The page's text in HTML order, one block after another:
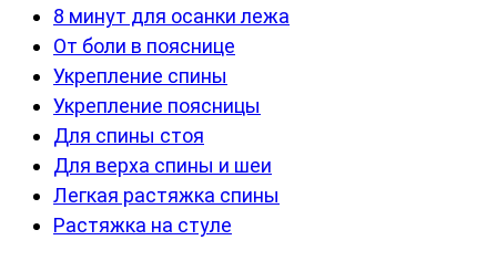
8 минут для осанки лежа
От боли в пояснице
Укрепление спины
Укрепление поясницы
Для спины стоя
Для верха спины и шеи
Легкая растяжка спины
Растяжка на стуле